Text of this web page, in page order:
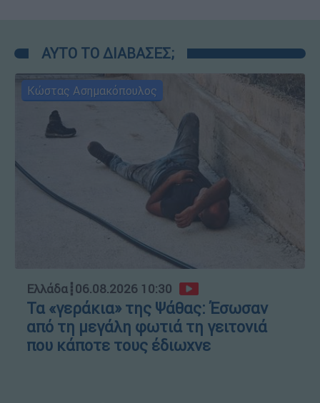
ΑΥΤΟ ΤΟ ΔΙΑΒΑΣΕΣ;
Κώστας Ασημακόπουλος
Ελλάδα┋06.08.2026 10:30
Τα «γεράκια» της Ψάθας: Έσωσαν
από τη μεγάλη φωτιά τη γειτονιά
που κάποτε τους έδιωχνε